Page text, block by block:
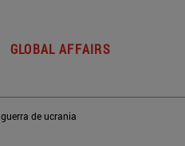
GLOBAL AFFAIRS
guerra de ucrania